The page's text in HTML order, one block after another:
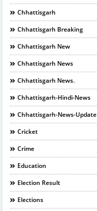
Chhattisgarh
Chhattisgarh Breaking
Chhattisgarh New
Chhattisgarh News
Chhattisgarh News.
Chhattisgarh-Hindi-News
Chhattisgarh-News-Update
Cricket
Crime
Education
Election Result
Elections